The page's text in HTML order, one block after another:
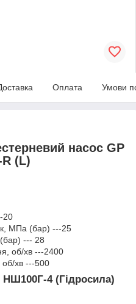
Оплата Умови
насос GP
R (L)
20
МПа (бар) ---25
--- 28
об/хв ---2400
об/хв ---500
4 (Гідросила)